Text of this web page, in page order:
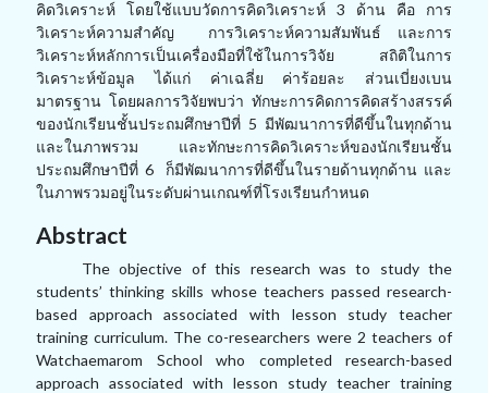
คิดวิเคราะห์ โดยใช้แบบวัดการคิดวิเคราะห์ 3 ด้าน คือ การ
วิเคราะห์ความสำคัญ การวิเคราะห์ความสัมพันธ์ และการ
วิเคราะห์หลักการเป็นเครื่องมือที่ใช้ในการวิจัย สถิติในการ
วิเคราะห์ข้อมูล ได้แก่ ค่าเฉลี่ย ค่าร้อยละ ส่วนเบี่ยงเบน
มาตรฐาน โดยผลการวิจัยพบว่า ทักษะการคิดการคิดสร้างสรรค์
ของนักเรียนชั้นประถมศึกษาปีที่ 5 มีพัฒนาการที่ดีขึ้นในทุกด้าน
และในภาพรวม และทักษะการคิดวิเคราะห์ของนักเรียนชั้น
ประถมศึกษาปีที่ 6 ก็มีพัฒนาการที่ดีขึ้นในรายด้านทุกด้าน และ
ในภาพรวมอยู่ในระดับผ่านเกณฑ์ที่โรงเรียนกำหนด
Abstract
The objective of this research was to study the
students’ thinking skills whose teachers passed research-
based approach associated with lesson study teacher
training curriculum. The co-researchers were 2 teachers of
Watchaemarom School who completed research-based
approach associated with lesson study teacher training